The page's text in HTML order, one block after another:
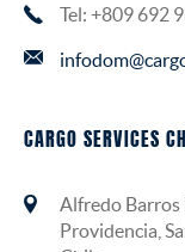
Tel: +809 692
CARGO SERVICES
Alfredo Barros
Providencia,